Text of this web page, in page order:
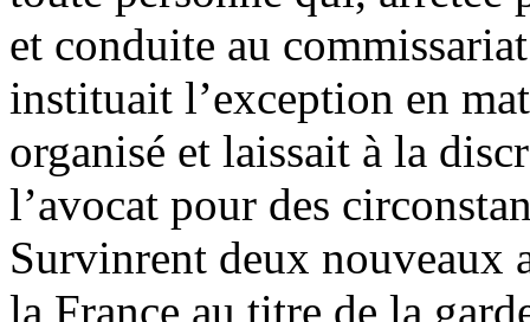
et conduite au
instituait l’exception en
organisé et laissait à la
l’avocat pour des
Survinrent deux nouveaux
la France au titre de la